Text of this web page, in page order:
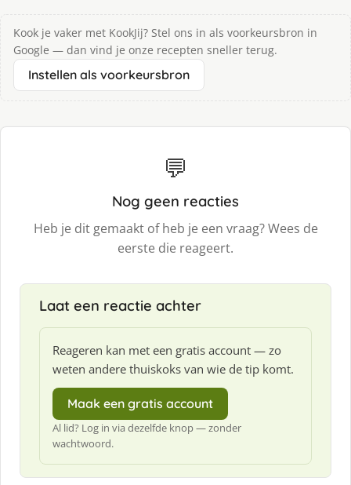
Kook je vaker met KookJij? Stel ons in als voorkeursbron in
Google — dan vind je onze recepten sneller terug.
Instellen als voorkeursbron
💬
Nog geen reacties
Heb je dit gemaakt of heb je een vraag? Wees de
eerste die reageert.
Laat een reactie achter
Reageren kan met een gratis account — zo
weten andere thuiskoks van wie de tip komt.
Maak een gratis account
Al lid? Log in via dezelfde knop — zonder
wachtwoord.